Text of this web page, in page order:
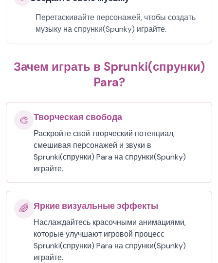
Перетаскивайте персонажей, чтобы создать
музыку на спрунки(Spunky) играйте.
Зачем играть в Sprunki(спрунки)
Para?
🎨 Творческая свобода
Раскройте свой творческий потенциал,
смешивая персонажей и звуки в
Sprunki(спрунки) Para на спрунки(Spunky)
играйте.
🌈 Яркие визуальные эффекты
Наслаждайтесь красочными анимациями,
которые улучшают игровой процесс
Sprunki(спрунки) Para на спрунки(Spunky)
играйте.